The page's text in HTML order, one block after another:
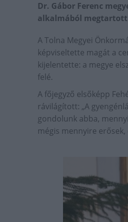
Dr. Gábor Ferenc
alkalmából megtartott
A Tolna Megyei
képviseltette magát a
kijelentette: a megye
felé.
A főjegyző elsőképp
rávilágított: „A
gondolunk abba,
mégis mennyire erősek,